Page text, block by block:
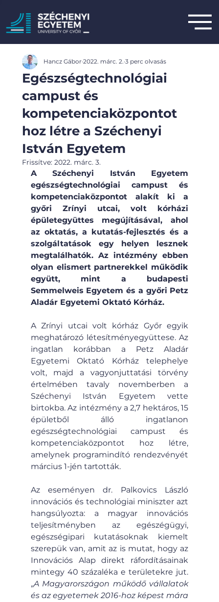
Egészségtechnológiai
campust és
kompetenciaközpontot
hoz létre a Széchenyi
István Egyetem
Hancz Gábor 2022. márc. 2. 3 perc olvasás
Frissítve: 2022. márc. 3.
A Széchenyi István Egyetem
egészségtechnológiai campust és
kompetenciaközpontot alakít ki a
győri Zrínyi utcai, volt kórházi
épületegyüttes megújításával, ahol
az oktatás, a kutatás-fejlesztés és a
szolgáltatások egy helyen lesznek
megtalálhatók. Az intézmény ebben
olyan elismert partnerekkel működik
együtt, mint a budapesti
Semmelweis Egyetem és a győri Petz
Aladár Egyetemi Oktató Kórház.
A Zrínyi utcai volt kórház Győr egyik
meghatározó létesítményegyüttese. Az
ingatlan korábban a Petz Aladár
Egyetemi Oktató Kórház telephelye
volt, majd a vagyonjuttatási törvény
értelmében tavaly novemberben a
Széchenyi István Egyetem vette
birtokba. Az intézmény a 2,7 hektáros, 15
épületből álló ingatlanon
egészségtechnológiai campust és
kompetenciaközpontot hoz létre,
amelynek programindító rendezvényét
március 1-jén tartották.
Az eseményen dr. Palkovics László
innovációs és technológiai miniszter azt
hangsúlyozta: a magyar innovációs
teljesítményben az egészégügyi,
egészségipari kutatásoknak kiemelt
szerepük van, amit az is mutat, hogy az
Innovációs Alap direkt ráfordításainak
mintegy 40 százaléka e területekre jut.
„A Magyarországon működő vállalatok
és az egyetemek 2016-hoz képest mára